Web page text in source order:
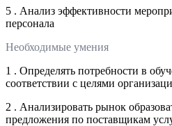
5 . Анализ эффективности
персонала
Необходимые умения
1 . Определять потребности в
соответствии с целями
2 . Анализировать рынок
предложения по поставщикам